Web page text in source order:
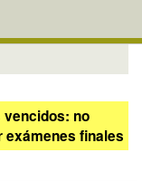
vencidos: no
exámenes finales